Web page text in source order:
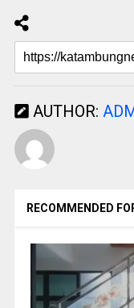
AUTHOR:
RECOMMENDED